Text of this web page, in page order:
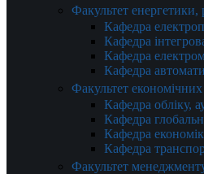
Факультет енергетики,
Кафедра
Кафедра
Кафедра
Кафедра
Факультет економічних
Кафедра обліку,
Кафедра
Кафедра
Кафедра
Факультет